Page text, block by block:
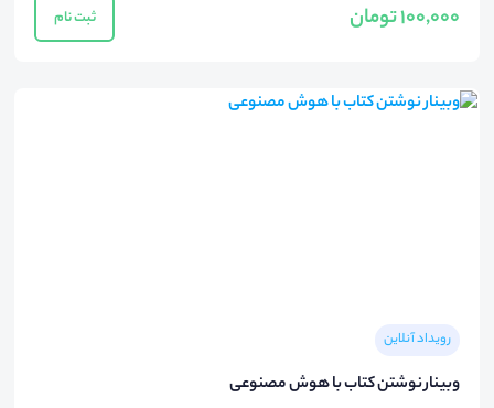
100,000 تومان ثبت نام
رویداد آنلاین
وبینار نوشتن کتاب با هوش مصنوعی